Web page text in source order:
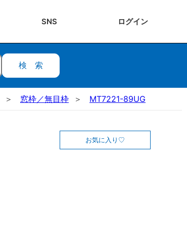
SNS ログイン
検索
窓枠／無目枠 MT7221-89UG
お気に入り